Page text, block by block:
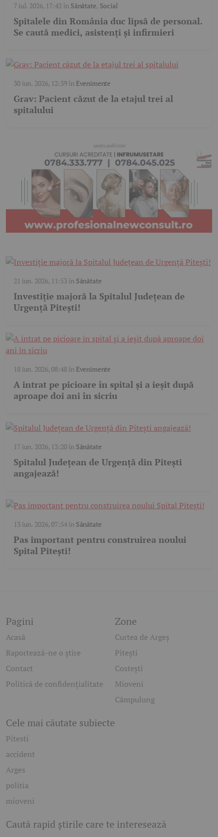
7 iul. 2026, 17:42 în Sănătate, Social
Spitalele din România duc lipsă de personal.
Se caută medici, asistenți și infirmieri
30 iun. 2026, 12:39în Evenimente
Grav: Pacient căzut de la etajul trei al
spitalului
21 iun. 2026, 11:53în Sănătate
Investiție majoră la Spitalul Județean de
Urgență Pitești!
18 iun. 2026, 08:48în Evenimente
A intrat pe picioare în spital și a ieșit după
aproape doi ani în sicriu
17 iun. 2026, 13:20în Sănătate
Spitalul Județean de Urgență din Pitești
angajează!
13 iun. 2026, 07:54în Sănătate
Pas important pentru construirea noului
Spital Pitești!
Pagini
Acasă
Raportează-ne o știre
Contact
Politică de confidențialitate
Zone
Curtea de Argeș
Pitești
Costești
Mioveni
Câmpulung
Cele mai căutate subiecte
Pitesti
accident
Arges
politia
mioveni
Caută rapid știrile care te interesează